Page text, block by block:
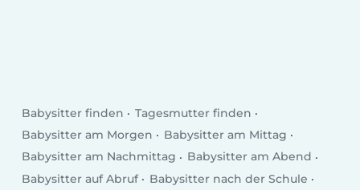
Babysitter finden
Tagesmutter finden
Babysitter am Morgen
Babysitter am Mittag
Babysitter am Nachmittag
Babysitter am Abend
Babysitter auf Abruf
Babysitter nach der Schule